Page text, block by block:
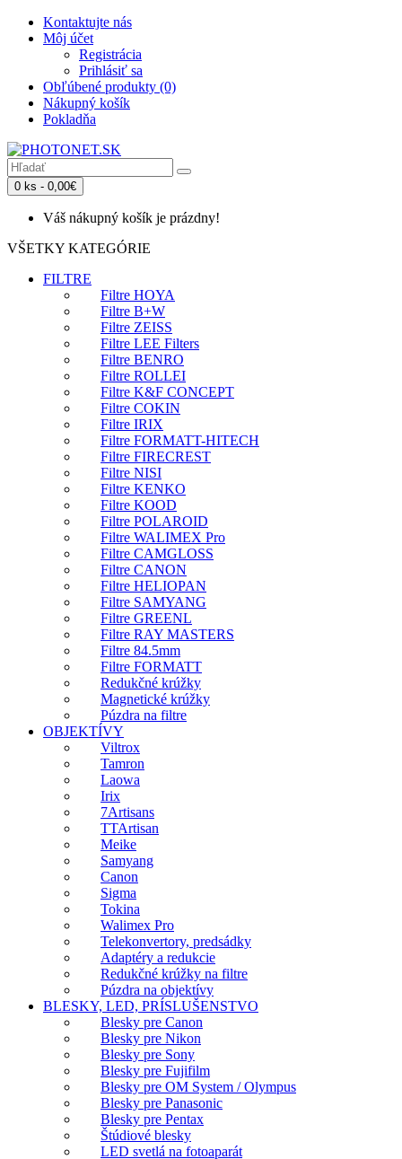
Kontaktujte nás
Môj účet
Registrácia
Prihlásiť sa
Obľúbené produkty (0)
Nákupný košík
Pokladňa
0 ks - 0,00€
Váš nákupný košík je prázdny!
VŠETKY KATEGÓRIE
FILTRE
Filtre HOYA
Filtre B+W
Filtre ZEISS
Filtre LEE Filters
Filtre BENRO
Filtre ROLLEI
Filtre K&F CONCEPT
Filtre COKIN
Filtre IRIX
Filtre FORMATT-HITECH
Filtre FIRECREST
Filtre NISI
Filtre KENKO
Filtre KOOD
Filtre POLAROID
Filtre WALIMEX Pro
Filtre CAMGLOSS
Filtre CANON
Filtre HELIOPAN
Filtre SAMYANG
Filtre GREENL
Filtre RAY MASTERS
Filtre 84.5mm
Filtre FORMATT
Redukčné krúžky
Magnetické krúžky
Púzdra na filtre
OBJEKTÍVY
Viltrox
Tamron
Laowa
Irix
7Artisans
TTArtisan
Meike
Samyang
Canon
Sigma
Tokina
Walimex Pro
Telekonvertory, predsádky
Adaptéry a redukcie
Redukčné krúžky na filtre
Púzdra na objektívy
BLESKY, LED, PRÍSLUŠENSTVO
Blesky pre Canon
Blesky pre Nikon
Blesky pre Sony
Blesky pre Fujifilm
Blesky pre OM System / Olympus
Blesky pre Panasonic
Blesky pre Pentax
Štúdiové blesky
LED svetlá na fotoaparát